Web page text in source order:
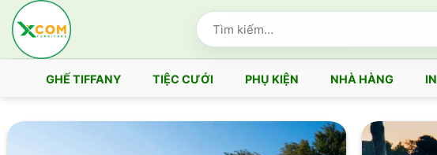
qua
nội
Tìm
kiếm:
GHẾ TIFFANY TIỆC CƯỚI PHỤ KIỆN NHÀ HÀNG